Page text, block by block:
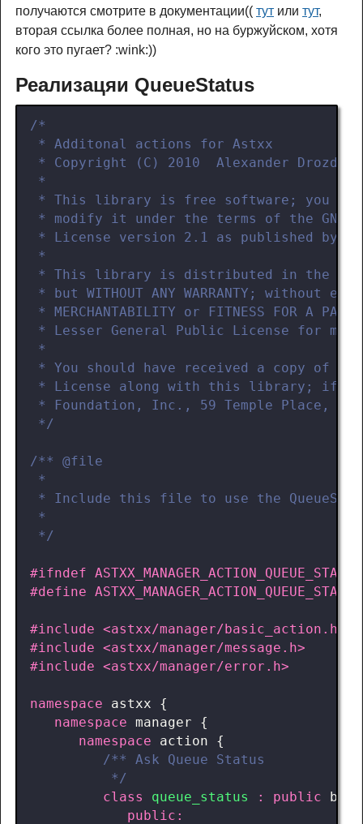
получаются смотрите в документации(( тут или тут,
вторая ссылка более полная, но на буржуйском, хотя
кого это пугает? :wink:))
Реализацяи QueueStatus
*/
*/
#include <astxx/manager/basic_action.h>
#include <astxx/manager/message.h>
#include <astxx/manager/error.h>
namespace astxx
{
namespace manager
{
namespace
action
{
          */
class
queue_status : public
public :